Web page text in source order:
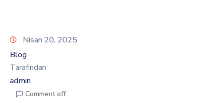
Nisan 20, 2025
Blog
Tarafından
admin
Comment off